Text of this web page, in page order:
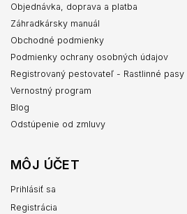
Objednávka, doprava a platba
Záhradkársky manuál
Obchodné podmienky
Podmienky ochrany osobných údajov
Registrovaný pestovateľ - Rastlinné pasy
Vernostný program
Blog
Odstúpenie od zmluvy
MÔJ ÚČET
Prihlásiť sa
Registrácia